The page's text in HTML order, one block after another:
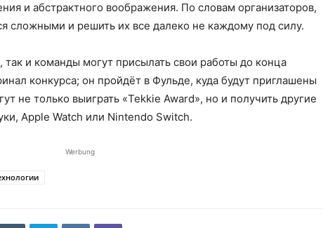
и абстрактного воображения. По словам организаторов,
сложными и решить их все далеко не каждому под силу.
так и команды могут присылать свои работы до конца
конкурса; он пройдёт в Фульде, куда будут приглашены
не только выиграть «Tekkie Award», но и получить другие
Apple Watch или Nintendo Switch.
Werbung